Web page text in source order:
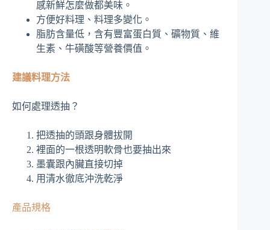
感新鮮怎麼做都美味。
方便好料理、料理多變化。
脂肪含量低，含有豐富蛋白質、礦物質、維
生素、牛磺酸等營養價值。
建議料理方法
如何處理透抽？
把透抽的頭跟身體拔開
裡面的一根透明軟骨也要抽出來
墨囊跟內臟直接切掉
用清水徹底沖洗乾淨
產品規格